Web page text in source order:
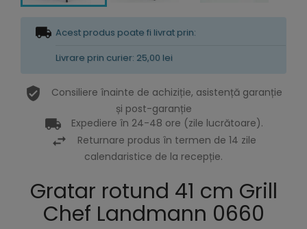
Acest produs poate fi livrat prin:
Livrare prin curier: 25,00 lei
Consiliere înainte de achiziție, asistență garanție
și post-garanție
Expediere în 24-48 ore (zile lucrătoare).
Returnare produs în termen de 14 zile
calendaristice de la recepție.
Gratar rotund 41 cm Grill
Chef Landmann 0660